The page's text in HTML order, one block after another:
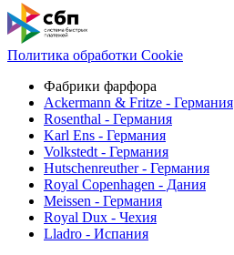
Политика обработки Cookie
Фабрики фарфора
Ackermann & Fritze - Германия
Rosenthal - Германия
Karl Ens - Германия
Volkstedt - Германия
Hutschenreuther - Германия
Royal Copenhagen - Дания
Meissen - Германия
Royal Dux - Чехия
Lladro - Испания